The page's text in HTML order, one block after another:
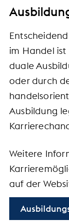
im Handel
duale
oder durch
Ausbildung
Weitere
auf der